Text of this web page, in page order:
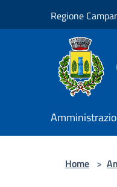
Regione
Home >